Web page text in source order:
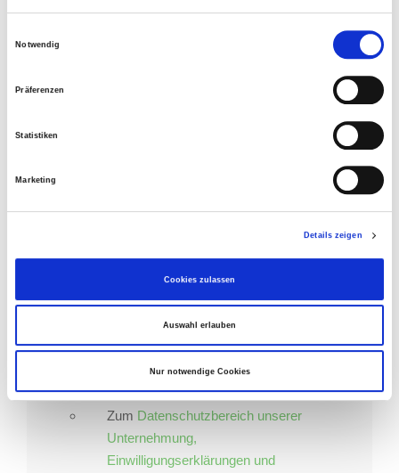
Notwendig
Präferenzen
Statistiken
Marketing
Details zeigen
Cookies zulassen
Auswahl erlauben
Nur notwendige Cookies
Zaubernu.v.m.
Bitte melden Sie sich bei uns unter der Mailadresse
ZumImpressum
Zum Datenschutzbereich unserer
Unternehmung,
Einwilligungserklärungen und